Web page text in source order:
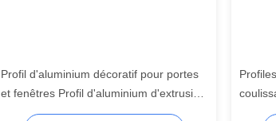
Profil d'aluminium décoratif pour portes
et fenêtres Profil d'aluminium d'extrusion
pour portes et fenêtres Fabrication
les